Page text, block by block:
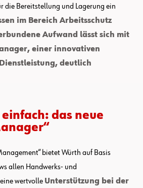
die Bereitstellung und Lagerung ein
im Bereich Arbeitsschutz
Aufwand lässt sich mit
einer innovativen
deutlich
das neue
bietet Würth auf Basis
allen Handwerks- und
wertvolle Unterstützung bei der